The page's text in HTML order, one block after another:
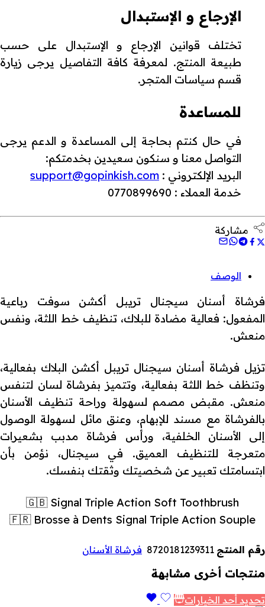
الإرجاع و الإستبدال
تختلف قوانين الإرجاع و الإستبدال على حسب
طبيعة المنتج. لمعرفة كافة التفاصيل يرجى زيارة
قسم سياسات المتجر.
للمساعدة
في حال كنتم بحاجة إلى المساعدة و الدعم يرجى
التواصل معنا و سنكون سعيدين بخدمتكم:
البريد الإلكتروني : support@gopinkish.com
خدمة العملاء : 0770899690
مشاركة
الوصف
فرشاة أسنان سيجنال تريبل أكشن سوفت رباعية
المفعول: فعالية مضادة للبلاك، تنظيف خط اللثة، ونفس
منعش.
تزيل فرشاة أسنان سيجنال تريبل أكشن البلاك بفعالية،
وتنظف خط اللثة بفعالية، وتتميز بفرشاة لسان لتنفس
منعش. مقبض مصمم لسهولة وراحة تنظيف الأسنان
بالفرشاة مع مسند للإبهام، وعنق مائل لسهولة الوصول
إلى الأسنان الخلفية، ورأس فرشاة مدبب بشعيرات
متعرجة للتنظيف العميق. في سيجنال، نؤمن بأن
ابتسامتك تعبير عن شخصيتك وثقتك بنفسك.
🇬🇧 Signal Triple Action Soft Toothbrush
🇫🇷 Brosse à Dents Signal Triple Action Souple
رقم المنتج 8720181239311 فرشاة الأسنان
منتجات أخرى مشابهة
تحديد أحد الخيارات